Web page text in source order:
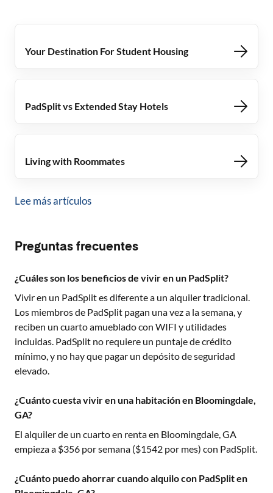
Your Destination For Student Housing
PadSplit vs Extended Stay Hotels
Living with Roommates
Lee más artículos
Preguntas frecuentes
¿Cuáles son los beneficios de vivir en un PadSplit?
Vivir en un PadSplit es diferente a un alquiler tradicional.
Los miembros de PadSplit pagan una vez a la semana, y
reciben un cuarto amueblado con WIFI y utilidades
incluidas. PadSplit no requiere un puntaje de crédito
mínimo, y no hay que pagar un depósito de seguridad
elevado.
¿Cuánto cuesta vivir en una habitación en Bloomingdale,
GA?
El alquiler de un cuarto en renta en Bloomingdale, GA
empieza a $356 por semana ($1542 por mes) con PadSplit.
¿Cuánto puedo ahorrar cuando alquilo con PadSplit en